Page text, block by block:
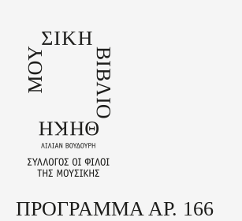
main
content
Back
ΠΡΟΓΡΑΜΜΑ ΑΡ. 166